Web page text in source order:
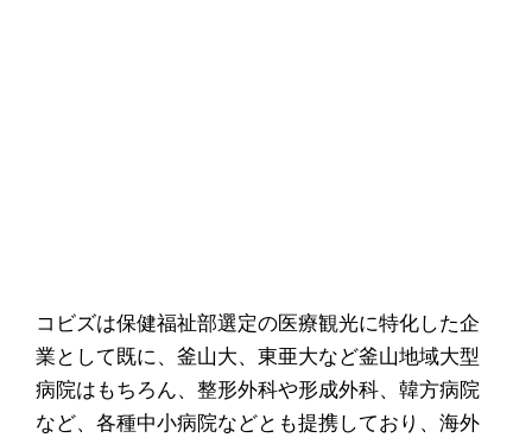
コビズは保健福祉部選定の医療観光に特化した企
業として既に、釜山大、東亜大など釜山地域大型
病院はもちろん、整形外科や形成外科、韓方病院
など、各種中小病院などとも提携しており、海外